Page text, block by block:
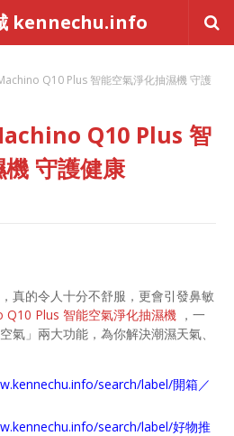
kennechu.info
Q10 Plus 智能空氣淨化抽濕機 守護
Q10 Plus 智
守護健康
真的令人十分不舒服，更會引發鼻敏
Q10 Plus 智能空氣淨化抽濕機 ，一
氣」兩大功能，為你解決潮濕天氣、
search/label/開箱／
search/label/好物推